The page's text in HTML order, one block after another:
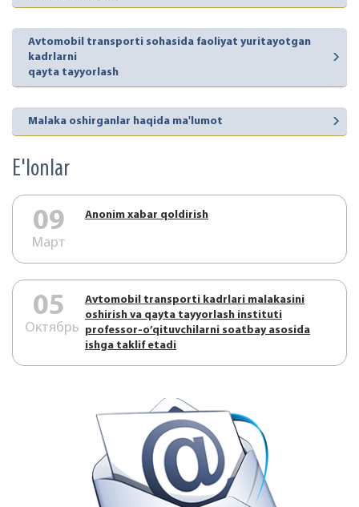
Avtomobil transporti sohasida faoliyat yuritayotgan
kadrlarni
qayta tayyorlash
Malaka oshirganlar haqida ma'lumot
E'lonlar
09
Март
Аnonim xabar qoldirish
05
Октябрь
Аvtоmоbil trаnspоrti kаdrlаri mаlаkаsini
оshirish vа qаytа tаyyorlаsh instituti
prоfеssоr-o’qituvchilаrni sоаtbаy аsоsidа
ishgа tаklif etаdi